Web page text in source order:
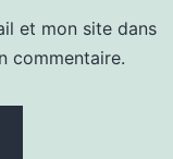
et mon site dans
commentaire.